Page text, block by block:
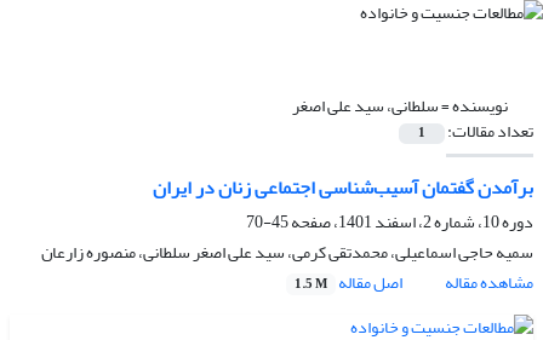
نویسنده =سلطانی، سید علی اصغر
تعداد مقالات: 1
برآمدن گفتمان آسیب‌شناسی اجتماعی زنان در ایران
دوره 10، شماره 2، اسفند 1401، صفحه
45-70
سمیه حاجی اسماعیلی، محمدتقی کرمی، سید علی اصغر سلطانی، منصوره زارعان
مشاهده مقاله
اصل مقاله 1.5 M